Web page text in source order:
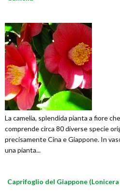
La camelia, splendida pianta a fiore
comprende circa 80 diverse specie
precisamente Cina e Giappone. In
una pianta...
Caprifoglio del Giappone